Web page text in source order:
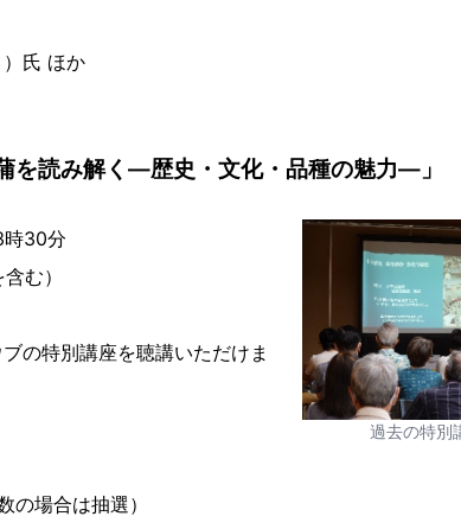
氏 ほか
を読み解く―歴史・文化・品種の魅力―」
時30分
む）
の特別講座を聴講いただけま
過去の特別
場合は抽選）